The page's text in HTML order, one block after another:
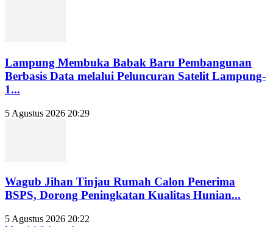
Lampung Membuka Babak Baru Pembangunan
Berbasis Data melalui Peluncuran Satelit Lampung-
1...
5 Agustus 2026 20:29
Wagub Jihan Tinjau Rumah Calon Penerima
BSPS, Dorong Peningkatan Kualitas Hunian...
5 Agustus 2026 20:22